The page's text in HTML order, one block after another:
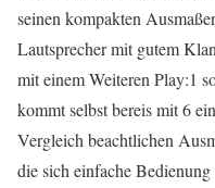
seinen kompakten
Lautsprecher mit gutem
mit einem Weiteren Play:1
kommt selbst bereis mit 6
Vergleich beachtlichen
die sich einfache